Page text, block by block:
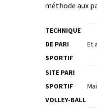
méthode aux
TECHNIQUE
DE PARI
SPORTIF
Et
SITE PARI
SPORTIF
VOLLEY-BALL